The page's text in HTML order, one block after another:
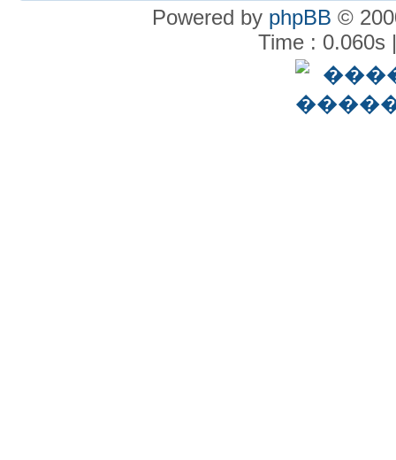
Powered by phpBB ©
Time : 0.060s